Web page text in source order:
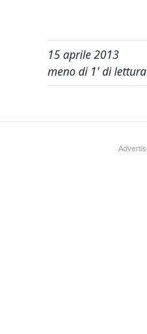
15 aprile 2013
meno di 1' di lettura